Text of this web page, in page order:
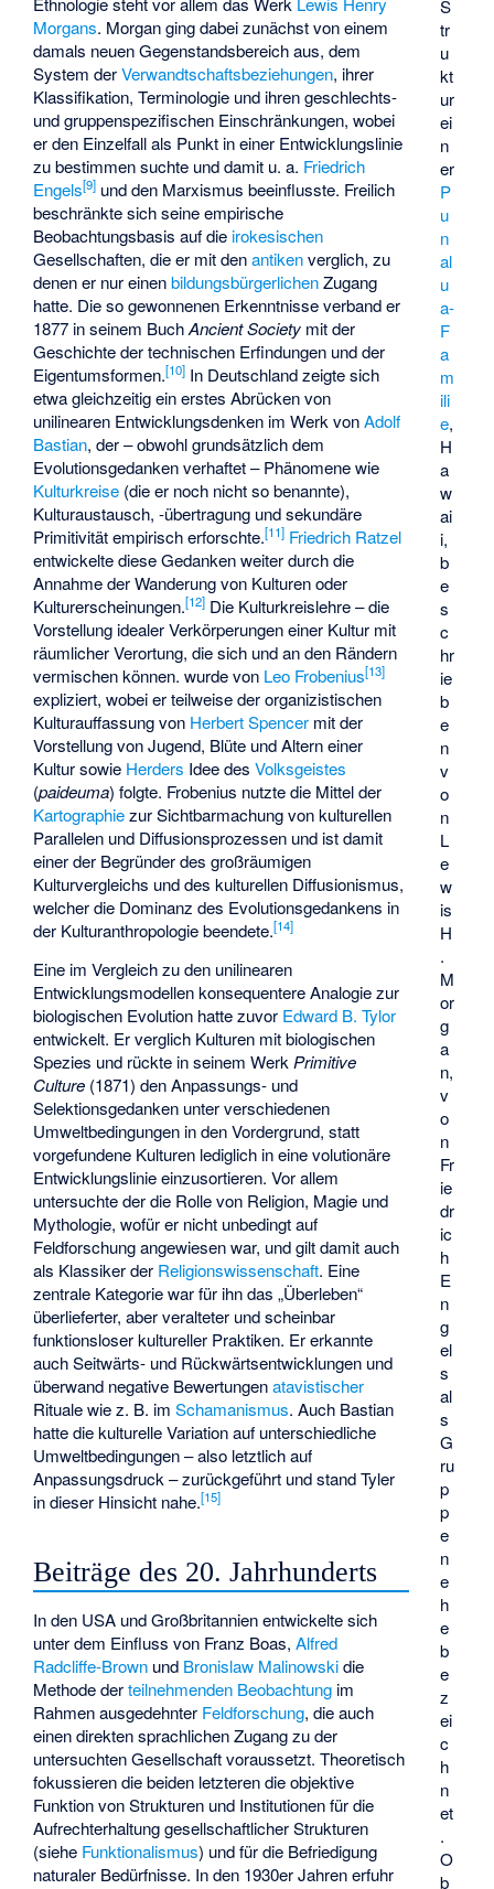
S
tr
u
kt
ur
ei
n
er
P
u
n
al
u
a-
F
a
m
ili
e,
H
a
w
ai
i,
b
e
s
c
hr
ie
b
e
n
v
o
n
L
e
w
is
H
.
M
or
g
a
n,
v
o
n
Fr
ie
dr
ic
h
E
n
g
el
s
al
s
G
ru
p
p
e
n
e
h
e
b
e
z
ei
c
h
n
et
.
O
b
Morgans. Morgan ging dabei zunächst von einem
damals neuen Gegenstandsbereich aus, dem
System derVerwandtschaftsbeziehungen, ihrer
Klassifikation, Terminologie und ihren geschlechts-
und gruppenspezifischen Einschränkungen, wobei
er den Einzelfall als Punkt in einer Entwicklungslinie
zu bestimmen suchte und damit u. a. Friedrich
Engels[9] und den Marxismus beeinflusste. Freilich
beschränkte sich seine empirische
Beobachtungsbasis auf die irokesischen
Gesellschaften, die er mit denantikenverglich, zu
denen er nur einenbildungsbürgerlichenZugang
hatte. Die so gewonnenen Erkenntnisse verband er
1877 in seinem BuchAncient Society mit der
Geschichte der technischen Erfindungen und der
Eigentumsformen.[10] In Deutschland zeigte sich
etwa gleichzeitig ein erstes Abrücken von
unilinearen Entwicklungsdenken im Werk vonAdolf
Bastian, der – obwohl grundsätzlich dem
Evolutionsgedanken verhaftet – Phänomene wie
Kulturkreise (die er noch nicht so benannte),
Kulturaustausch, -übertragung und sekundäre
Primitivität empirisch erforschte.[11] Friedrich Ratzel
entwickelte diese Gedanken weiter durch die
Annahme der Wanderung von Kulturen oder
Kulturerscheinungen.[12] Die Kulturkreislehre – die
Vorstellung idealer Verkörperungen einer Kultur mit
räumlicher Verortung, die sich und an den Rändern
vermischen können. wurde von Leo Frobenius[13]
expliziert, wobei er teilweise der organizistischen
Kulturauffassung von Herbert Spencer mit der
Vorstellung von Jugend, Blüte und Altern einer
Kultur sowie Herders Idee desVolksgeistes
(paideuma) folgte. Frobenius nutzte die Mittel der
Kartographiezur Sichtbarmachung von kulturellen
Parallelen und Diffusionsprozessen und ist damit
einer der Begründer des großräumigen
Kulturvergleichs und des kulturellen Diffusionismus,
welcher die Dominanz des Evolutionsgedankens in
der Kulturanthropologie beendete.[14]
Eine im Vergleich zu den unilinearen
Entwicklungsmodellen konsequentere Analogie zur
biologischen Evolution hatte zuvor Edward B. Tylor
entwickelt. Er verglich Kulturen mit biologischen
Spezies und rückte in seinem Werk Primitive
Culture (1871) den Anpassungs- und
Selektionsgedanken unter verschiedenen
Umweltbedingungen in den Vordergrund, statt
vorgefundene Kulturen lediglich in eine volutionäre
Entwicklungslinie einzusortieren. Vor allem
untersuchte der die Rolle von Religion, Magie und
Mythologie, wofür er nicht unbedingt auf
Feldforschung angewiesen war, und gilt damit auch
als Klassiker der Religionswissenschaft. Eine
zentrale Kategorie war für ihn das „Überleben“
überlieferter, aber veralteter und scheinbar
funktionsloser kultureller Praktiken. Er erkannte
auch Seitwärts- und Rückwärtsentwicklungen und
überwand negative Bewertungenatavistischer
Rituale wie z. B. imSchamanismus. Auch Bastian
hatte die kulturelle Variation auf unterschiedliche
Umweltbedingungen – also letztlich auf
Anpassungsdruck – zurückgeführt und stand Tyler
in dieser Hinsicht nahe.[15]
Beiträge des 20. Jahrhunderts
In den USA und Großbritannien entwickelte sich
unter dem Einfluss von Franz Boas,Alfred
Radcliffe-Brown und Bronislaw Malinowskidie
Methode derteilnehmenden Beobachtung im
Rahmen ausgedehnter Feldforschung, die auch
einen direkten sprachlichen Zugang zu der
untersuchten Gesellschaft voraussetzt. Theoretisch
fokussieren die beiden letzteren die objektive
Funktion von Strukturen und Institutionen für die
Aufrechterhaltung gesellschaftlicher Strukturen
(siehe Funktionalismus) und für die Befriedigung
naturaler Bedürfnisse. In den 1930er Jahren erfuhr